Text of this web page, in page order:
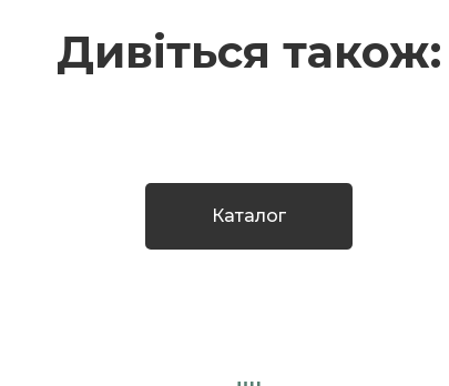
Дивіться також:
Каталог